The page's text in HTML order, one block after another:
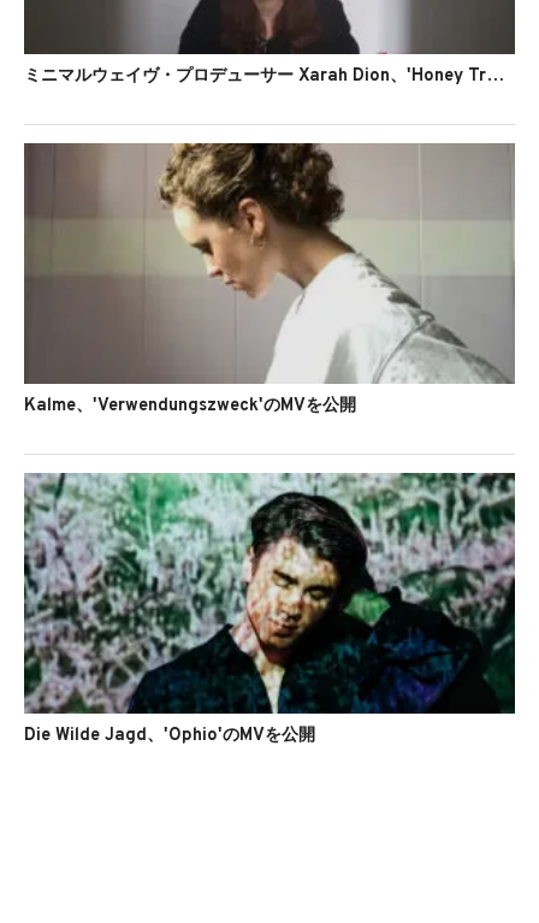
ミニマルウェイヴ・プロデューサー Xarah Dion、'Honey Trap'のMVを公開
Kalme、'Verwendungszweck'のMVを公開
Die Wilde Jagd、'Ophio'のMVを公開